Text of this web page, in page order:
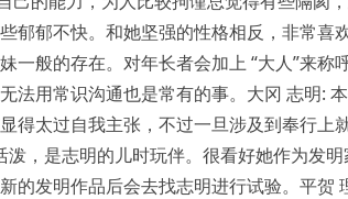
郁郁不快。和她坚强的性格相反，非常喜
一般的存在。对年长者会加上 “大人”来
法用常识沟通也是常有的事。大冈 志明:
得太过自我主张，不过一旦涉及到奉行上
，是志明的儿时玩伴。很看好她作为发
的发明作品后会去找志明进行试验。平贺